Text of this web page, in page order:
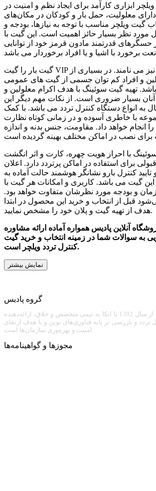
ابزاری کارآمد برای ایجاد نظم و امنیت در
دارای معلولیت، حمل بار و کودکان در مکان‌های
گیت ویلچر مناسب با توجه به نیازها، بودجه و
مورد نظر بسیار حائز اهمیت است. این گیت با
حسگرهای قدرتمند مادون قرمز خود از توانایی
گیت بار را گیت VIP یا گیت معلولین نیز می نامند. در بسیاری از
و افراد کم توان جسمی از گیت های عمومی
تهیه گیت سوئینگ با هدف اکرام معلولین و
بسیار ضروری است. از نکات مهم دیگر این
به انواع دستگاه کنترل تردد می باشد. با کمک
با خاطری آسوده و در زمانی کوتاه نظارت
را انجام خواهد داد. مقاومت، جنس بدنه و اندازه
با احراز هویت چهره، کارت و اثر انگشت
برای استفاده در اماکن پرتردد دارد. اعلان
کنترل بارو نشانگر هوشمند حالت آماده به
این گیت می باشد. کاربری و امکانات هر گیت با
و بودجه مورد نظرشان متفاوت خواهد بود.
قبل از انتخاب و خرید این محصول در ابتدا
هدف از تهیه گیت و پلان خود را مشخص نمایید.
آنلاین پادیس همواره آماده ارائه مشاوره
به سوالات شما در زمینه انتخاب و خرید گیت
کنترل تردد ویلچر است.
نمایش بیشتر
گروه پادیس
گروه دانش بنیان پادیس از سال 1392 با اتکا به تیمی متخصص و خلاق، ارائه‌دهنده
تردد و بازرسی بر پایه فناوری‌های نوین و با هدف ارتقای
مجوزها و گواهینامه‌ها